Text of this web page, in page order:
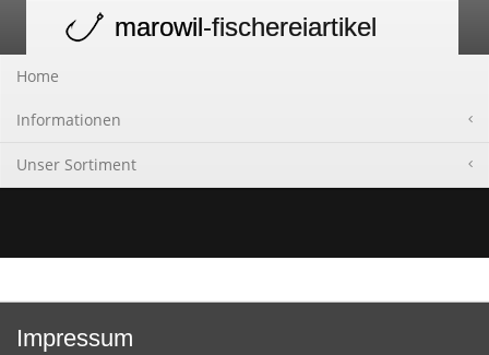
navigation
marowil-fischereiartikel
Home
Informationen
Unser Sortiment
Impressum